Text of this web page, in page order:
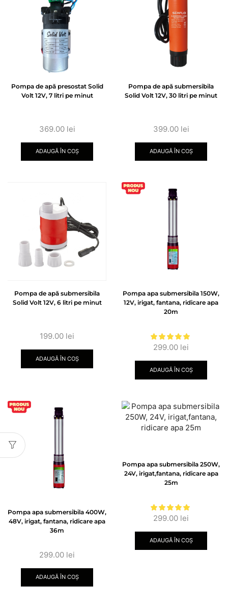
Pompa de apă presostat Solid
Volt 12V, 7 litri pe minut
369.00 lei
ADAUGĂ ÎN COȘ
Pompa de apă submersibila
Solid Volt 12V, 30 litri pe minut
399.00 lei
ADAUGĂ ÎN COȘ
Pompa de apă submersibila
Solid Volt 12V, 6 litri pe minut
199.00 lei
ADAUGĂ ÎN COȘ
Pompa apa submersibila 150W,
12V, irigat, fantana, ridicare apa
20m
299.00 lei
ADAUGĂ ÎN COȘ
Pompa apa submersibila 400W,
48V, irigat, fantana, ridicare apa
36m
299.00 lei
ADAUGĂ ÎN COȘ
Pompa apa submersibila 250W,
24V, irigat,fantana, ridicare apa
25m
299.00 lei
ADAUGĂ ÎN COȘ